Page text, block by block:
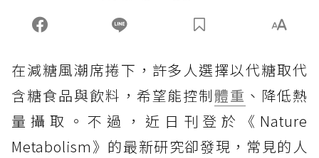
在減糖風潮席捲下，許多人選擇以代糖取代
含糖食品與飲料，希望能控制體重 、降低熱
量攝取。不過，近日刊登於《Nature
Metabolism》的最新研究卻發現，常見的人